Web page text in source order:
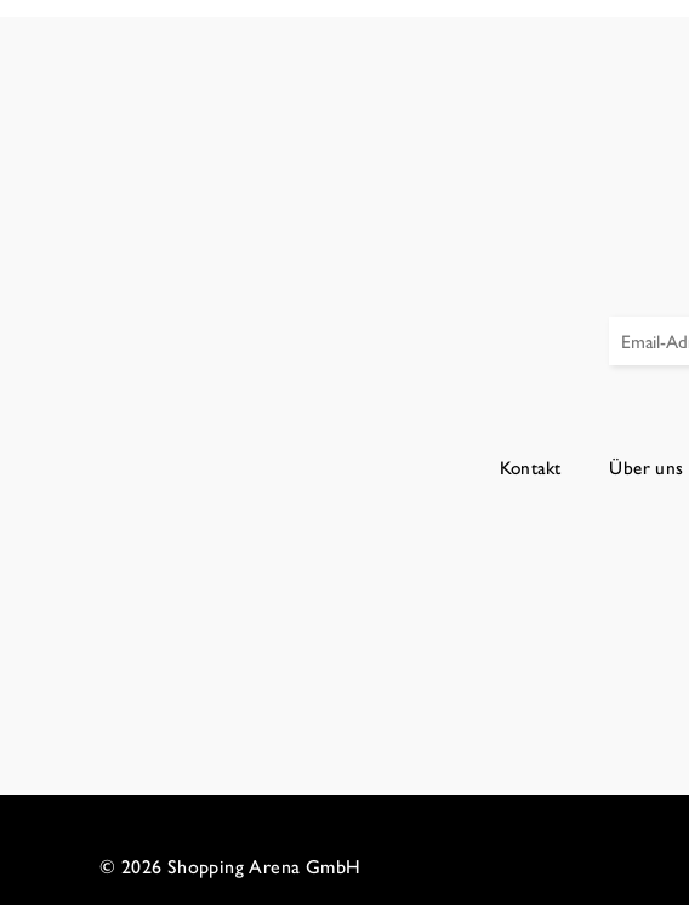
Kontakt Über uns
© 2026 Shopping Arena GmbH